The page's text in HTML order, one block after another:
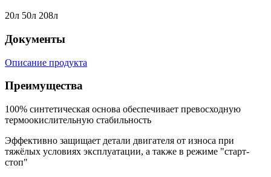
20л 50л 208л
Документы
Описание продукта
Преимущества
100% синтетическая основа обеспечивает превосходную
термоокислительную стабильность
Эффективно защищает детали двигателя от износа при
тяжёлых условиях эксплуатации, а также в режиме "старт-
стоп"